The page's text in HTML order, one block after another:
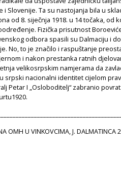
i Slovenije. Ta su nastojanja bila u
od 8. siječnja 1918. u 14 točaka,
Fizička prisutnost
odbora spasili su Dalmaciju i
No, to je značilo i raspuštanje
i nakon prestanka ratnih
velikosrpskim namjerama da
srpski nacionalni identitet cijelom
Petar I „Osloboditelj“ zabranio
OMH U VINKOVCIMA, J. DALMATINCA